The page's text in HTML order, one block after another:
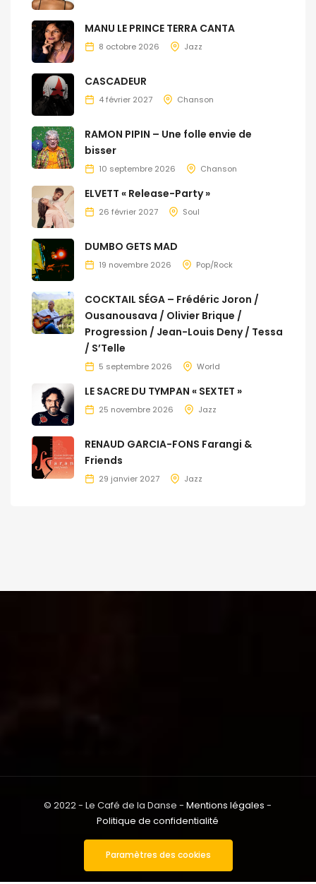
MANU LE PRINCE TERRA CANTA
8 octobre 2026 Jazz
CASCADEUR
4 février 2027 Chanson
RAMON PIPIN – Une folle envie de
bisser
10 septembre 2026 Chanson
ELVETT « Release-Party »
26 février 2027 Soul
DUMBO GETS MAD
19 novembre 2026 Pop/Rock
COCKTAIL SÉGA – Frédéric Joron /
Ousanousava / Olivier Brique /
Progression / Jean-Louis Deny / Tessa
/ S’Telle
5 septembre 2026 World
LE SACRE DU TYMPAN « SEXTET »
25 novembre 2026 Jazz
RENAUD GARCIA-FONS Farangi &
Friends
29 janvier 2027 Jazz
© 2022 - Le Café de la Danse -Mentions légales -
Politique de confidentialité
Paramètres des cookies